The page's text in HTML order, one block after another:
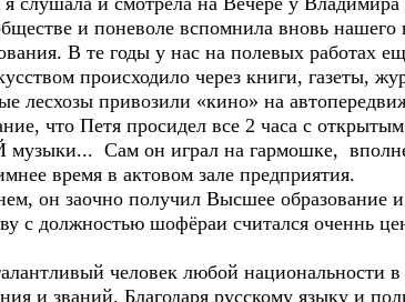
и поневоле вспомнила вновь
В те годы у нас на полевых работах
происходило через книги, газеты,
лесхозы привозили «кино» на
что Петя просидел все 2 часа с
Сам он играл на гармошке, вполне
время в актовом зале предприятия.
заочно получил Высшее образование и
с должностью шофёраи считался оченнь
человек любой национальности в
и званий. Благодаря русскому языку и